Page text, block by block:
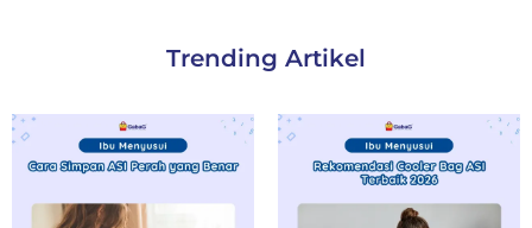
Trending Artikel